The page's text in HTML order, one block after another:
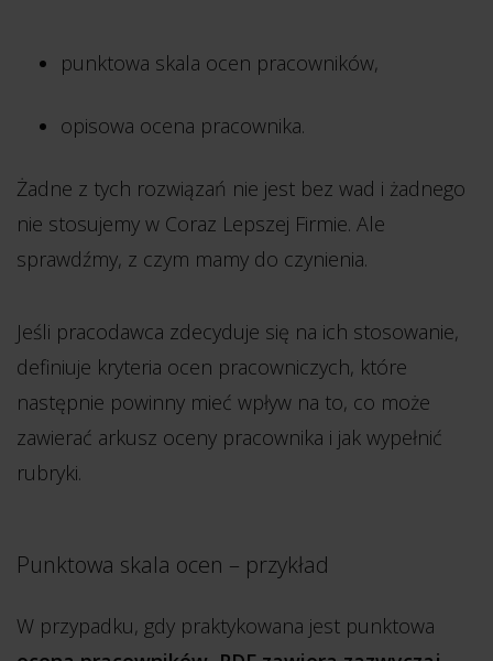
punktowa skala ocen pracowników,
opisowa ocena pracownika.
Żadne z tych rozwiązań nie jest bez wad i żadnego
nie stosujemy w Coraz Lepszej Firmie. Ale
sprawdźmy, z czym mamy do czynienia.
Jeśli pracodawca zdecyduje się na ich stosowanie,
definiuje kryteria ocen pracowniczych, które
następnie powinny mieć wpływ na to, co może
zawierać arkusz oceny pracownika i jak wypełnić
rubryki.
Punktowa skala ocen – przykład
W przypadku, gdy praktykowana jest punktowa